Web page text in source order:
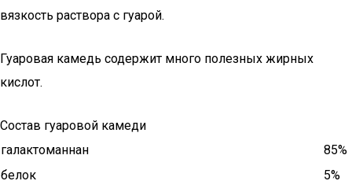
вязкость раствора с гуарой.
Гуаровая камедь содержит много полезных жирных
кислот.
Состав гуаровой камеди
галактоманнан
85%
белок
5%